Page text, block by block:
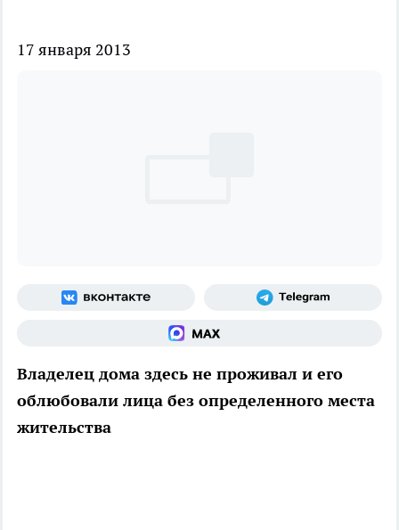
17 января 2013
Владелец дома здесь не проживал и его
облюбовали лица без определенного места
жительства